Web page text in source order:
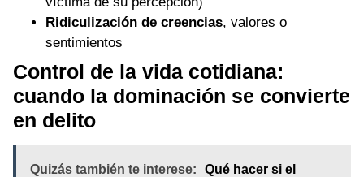
Ridiculización de creencias, valores o
sentimientos
Control de la vida cotidiana:
cuando la dominación se convierte
en delito
Quizás también te interese:
Qué hacer si el